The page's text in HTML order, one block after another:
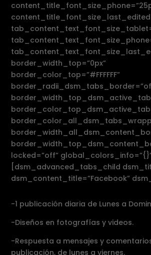
border_width_top=”0px”
border_color_top=”#FFFFFF”
locked=”off”
[dsm_advanced_tabs_child
dsm_content_title=”Facebook”
-1 publicación diaria de Lunes a
-Diseños en fotografías y videos.
-Respuesta a mensajes y
publicación, de lunes a viernes.